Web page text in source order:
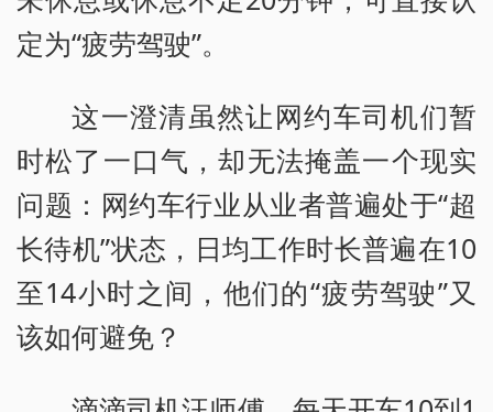
定为“疲劳驾驶”。
这一澄清虽然让网约车司机们暂
时松了一口气，却无法掩盖一个现实
问题：网约车行业从业者普遍处于“超
长待机”状态，日均工作时长普遍在10
至14小时之间，他们的“疲劳驾驶”又
该如何避免？